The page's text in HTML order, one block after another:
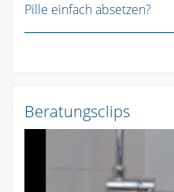
Pille einfach absetzen?
Beratungsclips